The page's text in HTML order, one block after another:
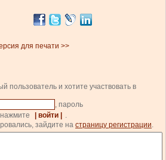
для печати >>
пользователь и хотите участвовать в
, пароль
| войти |
.
зайдите на страницу регистрации.